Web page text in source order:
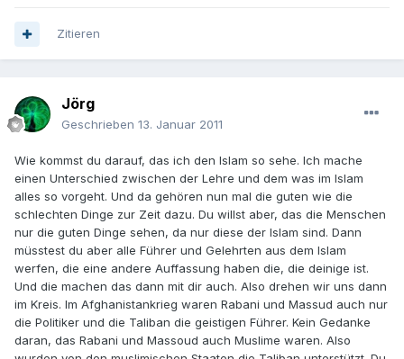
Zitieren
Jörg
Geschrieben 13. Januar 2011
Wie kommst du darauf, das ich den Islam so sehe. Ich mache
einen Unterschied zwischen der Lehre und dem was im Islam
alles so vorgeht. Und da gehören nun mal die guten wie die
schlechten Dinge zur Zeit dazu. Du willst aber, das die Menschen
nur die guten Dinge sehen, da nur diese der Islam sind. Dann
müsstest du aber alle Führer und Gelehrten aus dem Islam
werfen, die eine andere Auffassung haben die, die deinige ist.
Und die machen das dann mit dir auch. Also drehen wir uns dann
im Kreis. Im Afghanistankrieg waren Rabani und Massud auch nur
die Politiker und die Taliban die geistigen Führer. Kein Gedanke
daran, das Rabani und Massoud auch Muslime waren. Also